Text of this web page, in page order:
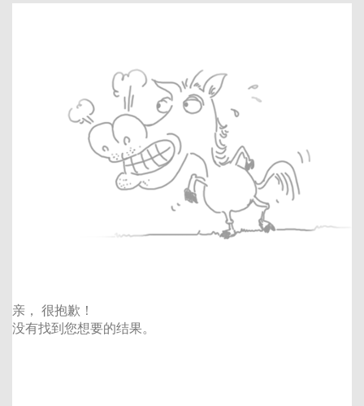
亲， 很抱歉！
没有找到您想要的结果。